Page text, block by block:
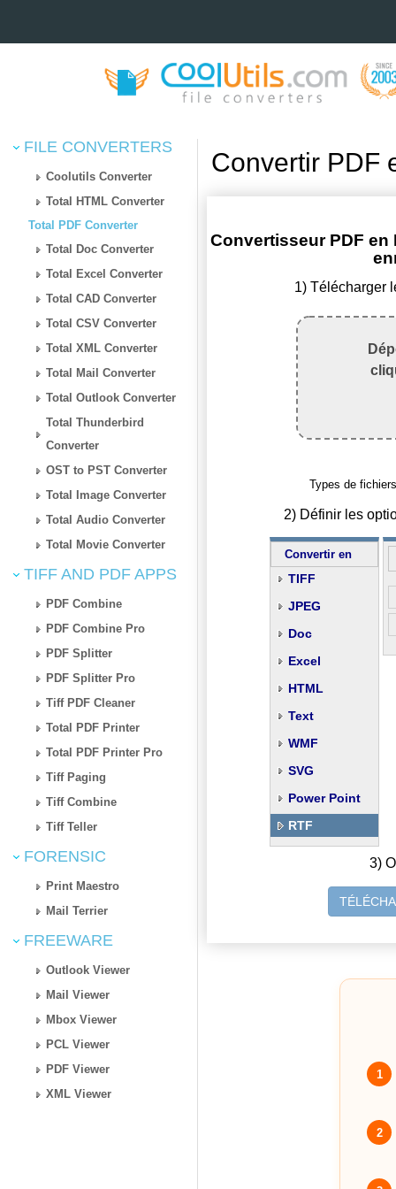
FILE CONVERTERS
Coolutils Converter
Total HTML Converter
Total PDF Converter
Total Doc Converter
Total Excel Converter
Total CAD Converter
Total CSV Converter
Total XML Converter
Total Mail Converter
Total Outlook Converter
Total Thunderbird
Converter
OST to PST Converter
Total Image Converter
Total Audio Converter
Total Movie Converter
TIFF AND PDF APPS
PDF Combine
PDF Combine Pro
PDF Splitter
PDF Splitter Pro
Tiff PDF Cleaner
Total PDF Printer
Total PDF Printer Pro
Tiff Paging
Tiff Combine
Tiff Teller
FORENSIC
Print Maestro
Mail Terrier
FREEWARE
Outlook Viewer
Mail Viewer
Mbox Viewer
PCL Viewer
PDF Viewer
XML Viewer
Convertir PDF
Convertisseur PDF
1) Télécharger
Types de
2) Définir les
Convertir en
TIFF
JPEG
Doc
Excel
HTML
Text
WMF
SVG
Power Point
RTF
3)
1
2